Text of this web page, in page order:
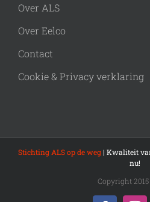
Over ALS
Over Eelco
Contact
Cookie & Privacy verklaring
Stichting ALS op de weg| Kwaliteit
nu!
Copyright